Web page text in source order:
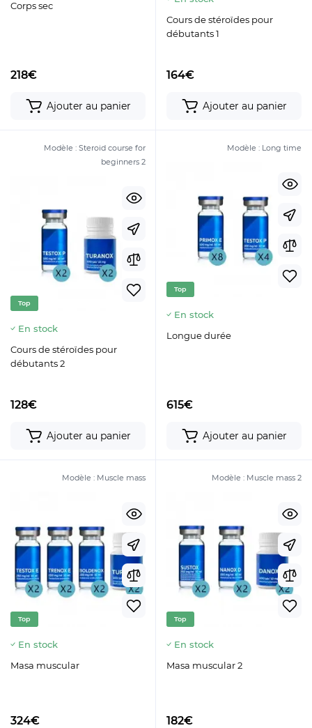
Corps sec
218€
Ajouter au panier
Cours de stéroïdes pour
débutants 1
164€
Ajouter au panier
Modèle : Steroid course for
beginners 2
Top
En stock
Cours de stéroïdes pour
débutants 2
128€
Ajouter au panier
Modèle : Long time
Top
En stock
Longue durée
615€
Ajouter au panier
Modèle : Muscle mass
Top
En stock
Masa muscular
324€
Modèle : Muscle mass 2
Top
En stock
Masa muscular 2
182€